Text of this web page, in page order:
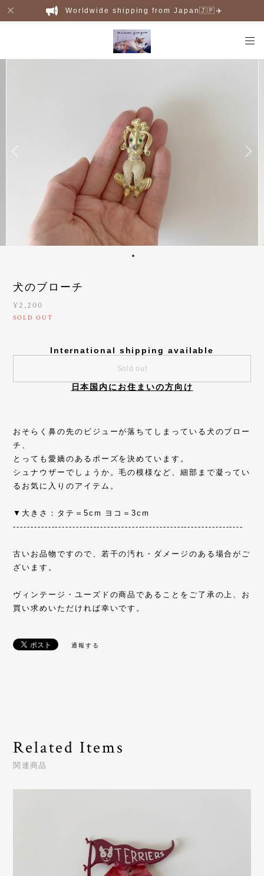
Worldwide shipping from Japan🇯🇵✈️
犬のブローチ
¥2,200
SOLD OUT
International shipping available
Sold out
日本国内にお住まいの方向け
おそらく鼻の先のビジューが落ちてしまっている犬のブロー
チ、
とっても愛嬌のあるポーズを決めています。
シュナウザーでしょうか。毛の模様など、細部まで凝ってい
るお気に入りのアイテム。
▼大きさ：タテ＝5cm ヨコ＝3cm
------------------------------------------------------------------
古いお品物ですので、若干の汚れ・ダメージのある場合がご
ざいます。
ヴィンテージ・ユーズドの商品であることをご了承の上、お
買い求めいただければ幸いです。
通報する
Related Items
関連商品